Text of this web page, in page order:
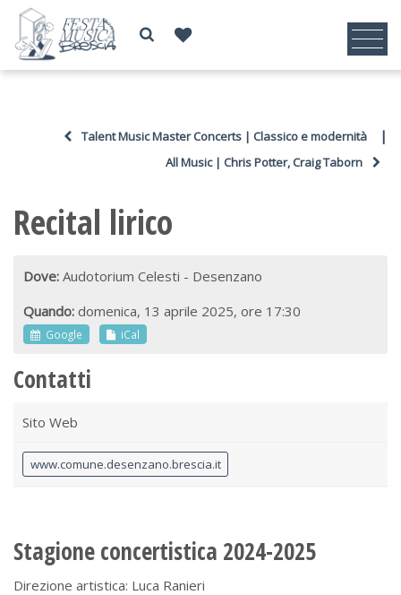
Talent Music Master Concerts | Classico e modernità |
All Music | Chris Potter, Craig Taborn
Recital lirico
Dove:Audotorium Celesti - Desenzano
Quando:domenica, 13 aprile 2025, ore 17:30
Google iCal
Contatti
Sito Web
www.comune.desenzano.brescia.it
Stagione concertistica 2024-2025
Direzione artistica: Luca Ranieri